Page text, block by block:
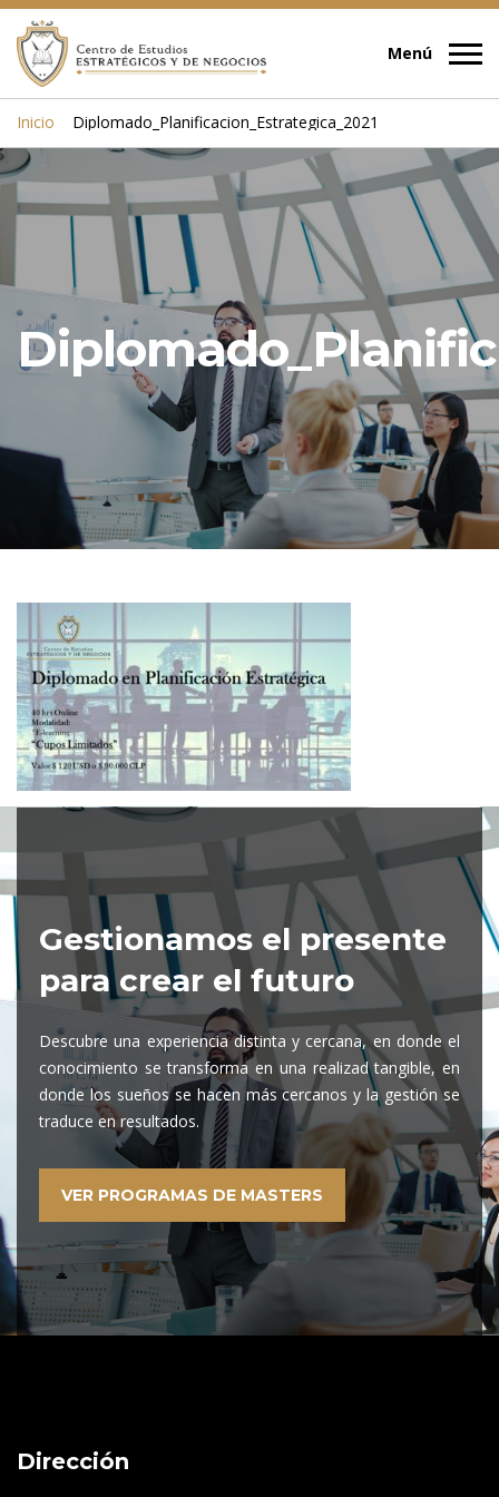
Inicio Diplomado_Planificacion_Estrategica_2021
Gestionamos el presente
para crear el futuro
Descubre una experiencia distinta y cercana, en donde el
conocimiento se transforma en una realizad tangible, en
donde los sueños se hacen más cercanos y la gestión se
traduce en resultados.
VER PROGRAMAS DE MASTERS
Dirección